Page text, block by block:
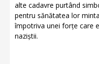
alte cadavre purtând
pentru sănătatea lor
împotriva unei forțe care
naziștii.